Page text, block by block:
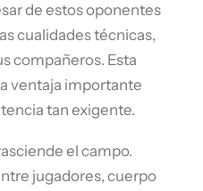
de estos oponentes
cualidades técnicas,
compañeros. Esta
ventaja importante
tan exigente.
el campo.
jugadores, cuerpo